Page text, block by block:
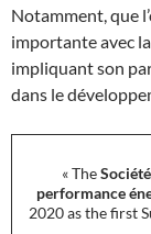
Notamment, que
importante avec
impliquant son
dans le
« The
performance
2020 as the first